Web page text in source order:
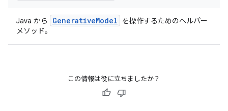
Java から GenerativeModel
を操作するためのヘルパー
メソッド。
この情報は役に立ちましたか？